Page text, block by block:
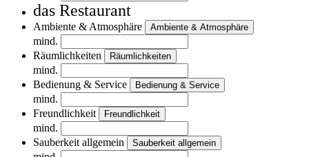
das Restaurant
Ambiente & Atmosphäre Ambiente & Atmosphäre
mind.
Räumlichkeiten
Räumlichkeiten
mind.
Bedienung & Service
Bedienung & Service
mind.
Freundlichkeit
Freundlichkeit
mind.
Sauberkeit allgemein
Sauberkeit allgemein